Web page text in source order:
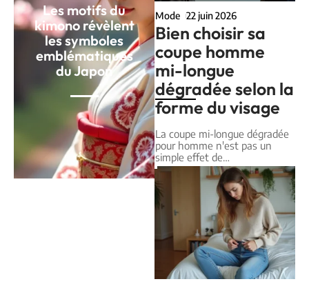
Les motifs du
kimono révèlent
les symboles
emblématiques
du Japon
Mode 22 juin 2026
Bien choisir sa
coupe homme
mi-longue
dégradée selon la
forme du visage
La coupe mi-longue dégradée
pour homme n'est pas un
simple effet de…